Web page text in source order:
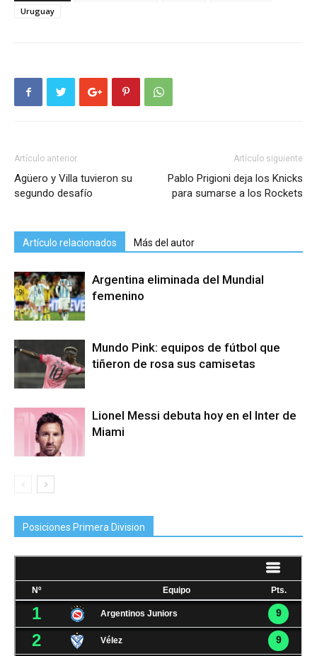
Uruguay
Artículo anterior
Agüero y Villa tuvieron su
segundo desafío
Artículo siguiente
Pablo Prigioni deja los Knicks
para sumarse a los Rockets
Artículo relacionados Más del autor
Argentina eliminada del Mundial
femenino
Mundo Pink: equipos de fútbol que
tiñeron de rosa sus camisetas
Lionel Messi debuta hoy en el Inter de
Miami
Posiciones Primera Division